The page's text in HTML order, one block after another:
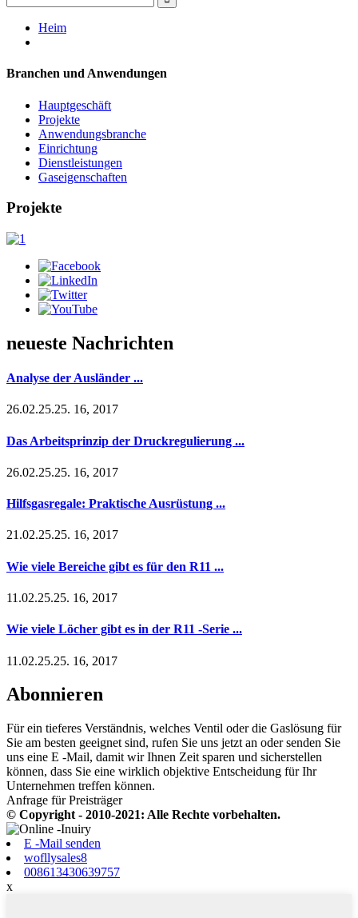
Heim
Branchen und Anwendungen
Hauptgeschäft
Projekte
Anwendungsbranche
Einrichtung
Dienstleistungen
Gaseigenschaften
Projekte
neueste Nachrichten
Analyse der Ausländer ...
26.02.25.25. 16, 2017
Das Arbeitsprinzip der Druckregulierung ...
26.02.25.25. 16, 2017
Hilfsgasregale: Praktische Ausrüstung ...
21.02.25.25. 16, 2017
Wie viele Bereiche gibt es für den R11 ...
11.02.25.25. 16, 2017
Wie viele Löcher gibt es in der R11 -Serie ...
11.02.25.25. 16, 2017
Abonnieren
Für ein tieferes Verständnis, welches Ventil oder die Gaslösung für
Sie am besten geeignet sind, rufen Sie uns jetzt an oder senden Sie
uns eine E -Mail, damit wir Ihnen Zeit sparen und sicherstellen
können, dass Sie eine wirklich objektive Entscheidung für Ihr
Unternehmen treffen können.
Anfrage für Preisträger
© Copyright - 2010-2021: Alle Rechte vorbehalten.
E -Mail senden
wofllysales8
008613430639757
x